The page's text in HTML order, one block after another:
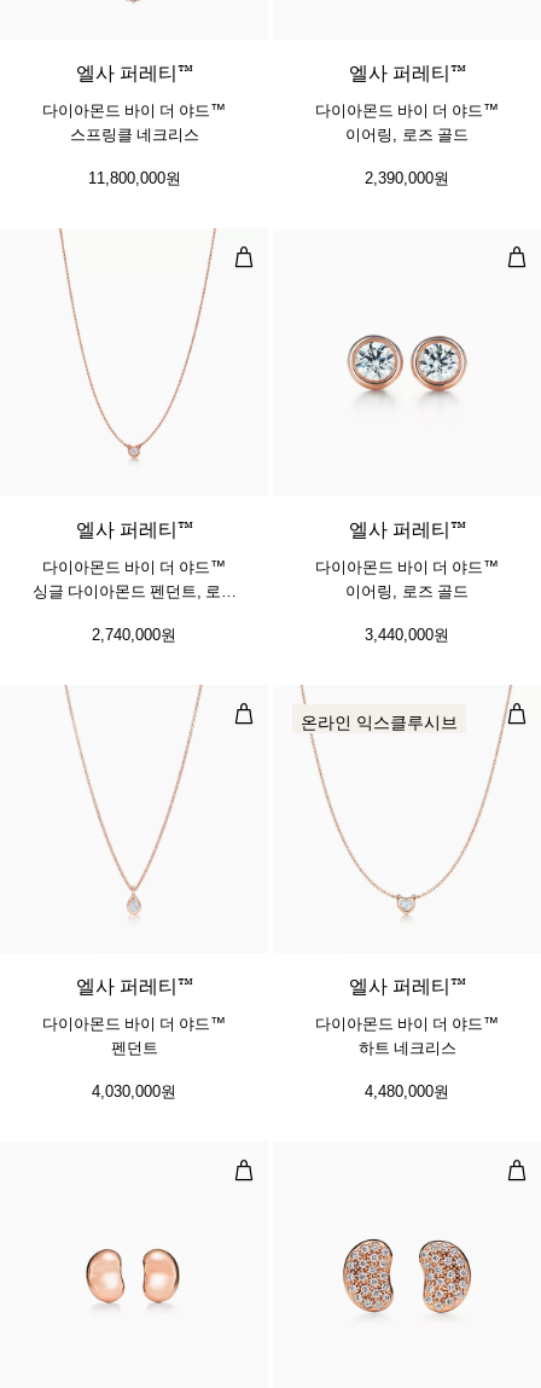
엘사 퍼레티™
다이아몬드 바이 더 야드™
스프링클 네크리스
11,800,000원
엘사 퍼레티™
다이아몬드 바이 더 야드™
이어링, 로즈 골드
2,390,000원
다이아몬드 바이 더 야드™ 싱글 다
엘사 퍼레티™
다이아몬드 바이 더 야드™
싱글 다이아몬드 펜던트, 로즈
2,740,000원
다
엘사 퍼레티™
다이아몬드 바이 더 야드™
이어링, 로즈 골드
3,440,000원
다이아몬드 바이 더 야드™ 펜던트
엘사 퍼레티™
다이아몬드 바이 더 야드™
펜던트
4,030,000원
다
온라인 익스클루시브
엘사 퍼레티™
다이아몬드 바이 더 야드™
하트 네크리스
4,480,000원
빈 디자인 이어링, 로즈 골드, 9mm빈